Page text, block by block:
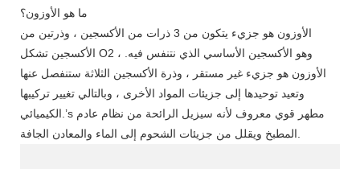
ما هو الأوزون؟
الأوزون هو جزيء يتكون من 3 ذرات من الأكسجين ، وذرتين من
الأكسجين تشكل O2 ، وهو الأكسجين الأساسي الذي نتنفس فيه.
الأوزون هو جزيء غير مستقر ، وذرة الأكسجين الثلاثة ستنفصل عنها
وتعيد توحيدها إلى جزيئات المواد الأخرى ، وبالتالي تغيير تركيبها
الكيميائي.’s مطهر قوي معروف لأنه سيزيل الرائحة من نظام عادم